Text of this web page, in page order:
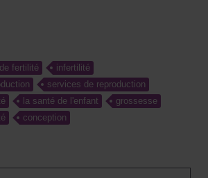
fertilité
infertilité
services de reproduction
la santé de l'enfant
grossesse
conception